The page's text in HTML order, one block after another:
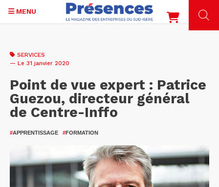
contenu
MENU
SERVICES
— Le 31 janvier 2020
Point de vue expert : Patrice
Guezou, directeur général
de Centre-Inffo
#APPRENTISSAGE #FORMATION